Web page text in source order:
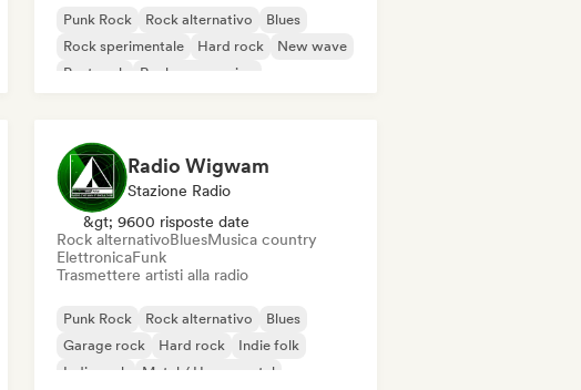
Punk Rock Rock alternativo
Blues
Rock sperimentale
Hard rock
New wave
Post rock
Rock progressivo
Radio Wigwam
Stazione Radio
&gt; 9600 risposte date
Rock alternativoBluesMusica country
ElettronicaFunk
Trasmettere artisti alla radio
Punk Rock Rock alternativo
Blues
Garage rock
Hard rock
Indie folk
Indie rock
Metal / Heavy metal